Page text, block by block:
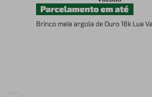
Brinco meia argola de Ouro 18k Lua